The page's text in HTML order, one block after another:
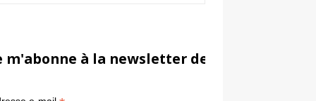
m'abonne à la newsletter de